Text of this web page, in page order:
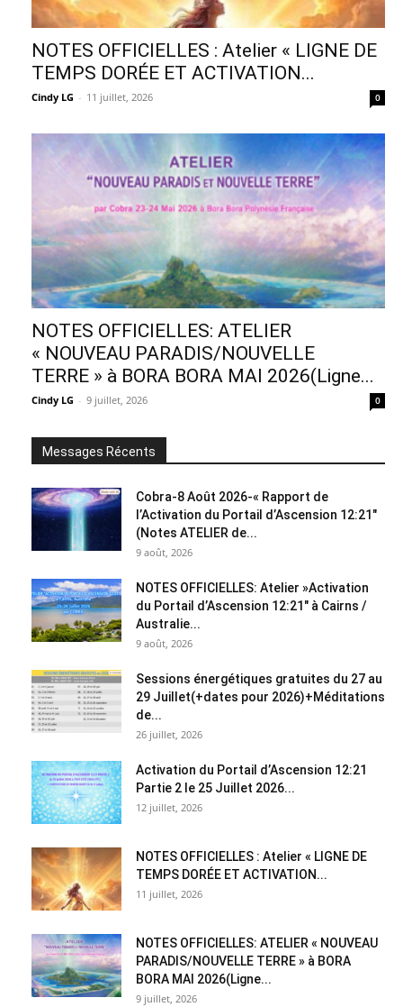
NOTES OFFICIELLES : Atelier « LIGNE DE
TEMPS DORÉE ET ACTIVATION...
Cindy LG - 11 juillet, 2026 0
NOTES OFFICIELLES: ATELIER
« NOUVEAU PARADIS/NOUVELLE
TERRE » à BORA BORA MAI 2026(Ligne...
Cindy LG - 9 juillet, 2026 0
Messages Récents
Cobra-8 Août 2026-« Rapport de
l’Activation du Portail d’Ascension 12:21″
(Notes ATELIER de...
9 août, 2026
NOTES OFFICIELLES: Atelier »Activation
du Portail d’Ascension 12:21″ à Cairns /
Australie...
9 août, 2026
Sessions énergétiques gratuites du 27 au
29 Juillet(+dates pour 2026)+Méditations
de...
26 juillet, 2026
Activation du Portail d’Ascension 12:21
Partie 2 le 25 Juillet 2026...
12 juillet, 2026
NOTES OFFICIELLES : Atelier « LIGNE DE
TEMPS DORÉE ET ACTIVATION...
11 juillet, 2026
NOTES OFFICIELLES: ATELIER « NOUVEAU
PARADIS/NOUVELLE TERRE » à BORA
BORA MAI 2026(Ligne...
9 juillet, 2026